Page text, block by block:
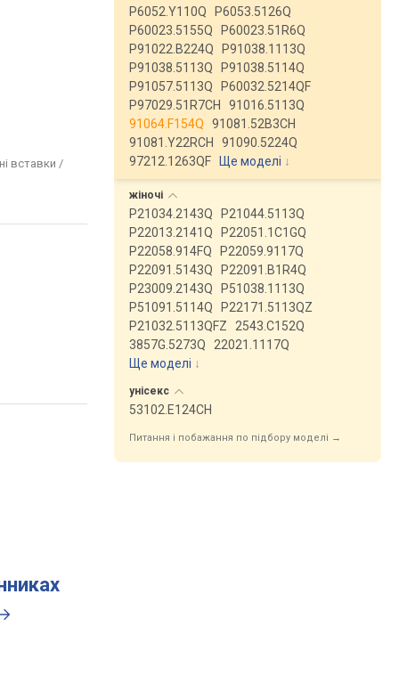
вставки /
P6052.Y110Q
P6053.5126Q
P60023.5155Q
P60023.51R6Q
P91022.B224Q
P91038.1113Q
P91038.5113Q
P91038.5114Q
P91057.5113Q
P60032.5214QF
P97029.51R7CH
91016.5113Q
91064.F154Q
91081.52B3CH
91081.Y22RCH
91090.5224Q
97212.1263QF
Ще моделі ↓
жіночі
P21034.2143Q
P21044.5113Q
P22013.2141Q
P22051.1C1GQ
P22058.914FQ
P22059.9117Q
P22091.5143Q
P22091.B1R4Q
P23009.2143Q
P51038.1113Q
P51091.5114Q
P22171.5113QZ
P21032.5113QFZ
2543.C152Q
3857G.5273Q
22021.1117Q
Ще моделі ↓
унісекс
53102.E124CH
Питання і побажання по підбору моделі →